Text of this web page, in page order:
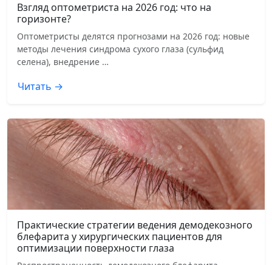
Взгляд оптометриста на 2026 год: что на
горизонте?
Оптометристы делятся прогнозами на 2026 год: новые
методы лечения синдрома сухого глаза (сульфид
селена), внедрение …
Читать →
Практические стратегии ведения демодекозного
блефарита у хирургических пациентов для
оптимизации поверхности глаза